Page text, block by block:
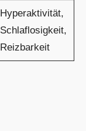
Hyperaktivität,
Schlaflosigkeit,
Reizbarkeit